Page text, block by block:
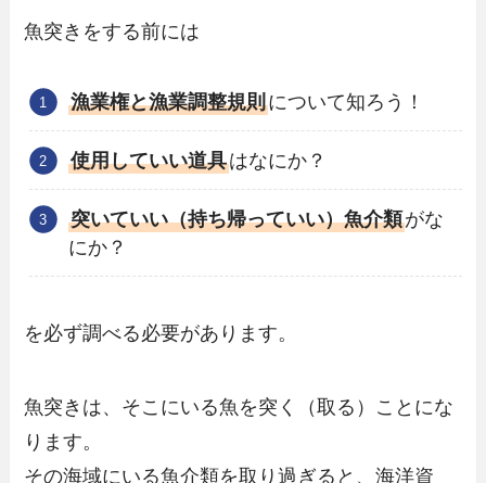
魚突きをする前には
漁業権と漁業調整規則について知ろう！
使用していい道具はなにか？
突いていい（持ち帰っていい）魚介類がな
にか？
を必ず調べる必要があります。
魚突きは、そこにいる魚を突く（取る）ことにな
ります。
その海域にいる魚介類を取り過ぎると、海洋資